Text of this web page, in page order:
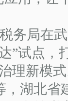
局在武
”试点，
理新模
，湖北省